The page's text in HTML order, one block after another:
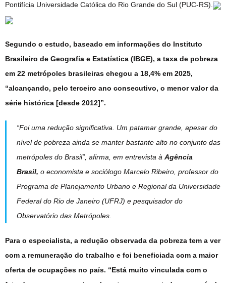
Pontifícia Universidade Católica do Rio Grande do Sul (PUC-RS).
Segundo o estudo, baseado em informações do Instituto
Brasileiro de Geografia e Estatística (IBGE), a taxa de pobreza
em 22 metrópoles brasileiras chegou a 18,4% em 2025,
“alcançando, pelo terceiro ano consecutivo, o menor valor da
série histórica [desde 2012]”.
“Foi uma redução significativa. Um patamar grande, apesar do
nível de pobreza ainda se manter bastante alto no conjunto das
metrópoles do Brasil”, afirma, em entrevista à Agência
Brasil, o economista e sociólogo Marcelo Ribeiro, professor do
Programa de Planejamento Urbano e Regional da Universidade
Federal do Rio de Janeiro (UFRJ) e pesquisador do
Observatório das Metrópoles.
Para o especialista, a redução observada da pobreza tem a ver
com a remuneração do trabalho e foi beneficiada com a maior
oferta de ocupações no país. “Está muito vinculada com o